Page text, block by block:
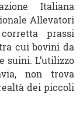
Italiana
Allevatori
prassi
cui bovini da
suini. L’utilizzo
non trova
dei piccoli